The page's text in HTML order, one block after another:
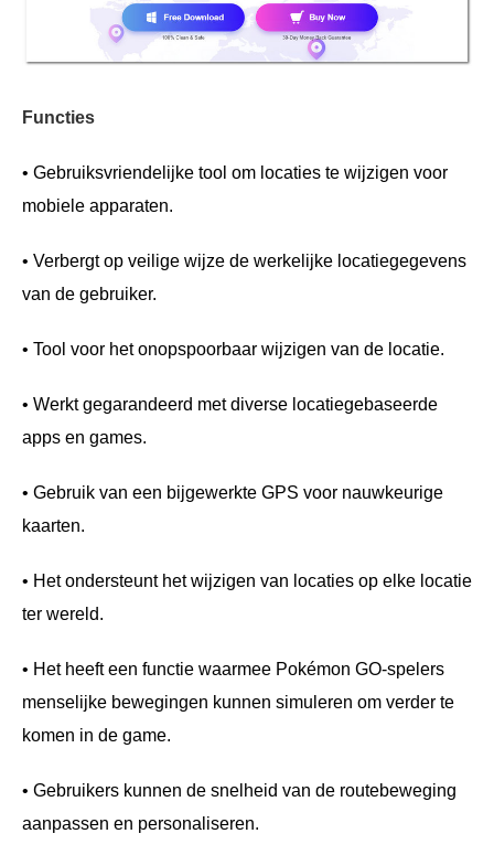
Functies
• Gebruiksvriendelijke tool om locaties te wijzigen voor
mobiele apparaten.
• Verbergt op veilige wijze de werkelijke locatiegegevens
van de gebruiker.
• Tool voor het onopspoorbaar wijzigen van de locatie.
• Werkt gegarandeerd met diverse locatiegebaseerde
apps en games.
• Gebruik van een bijgewerkte GPS voor nauwkeurige
kaarten.
• Het ondersteunt het wijzigen van locaties op elke locatie
ter wereld.
• Het heeft een functie waarmee Pokémon GO-spelers
menselijke bewegingen kunnen simuleren om verder te
komen in de game.
• Gebruikers kunnen de snelheid van de routebeweging
aanpassen en personaliseren.